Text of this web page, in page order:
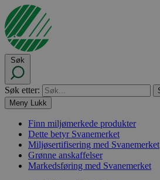
Søk
Søk etter:
Meny Lukk
Finn miljømerkede produkter
Dette betyr Svanemerket
Miljøsertifisering med Svanemerket
Grønne anskaffelser
Markedsføring med Svanemerket